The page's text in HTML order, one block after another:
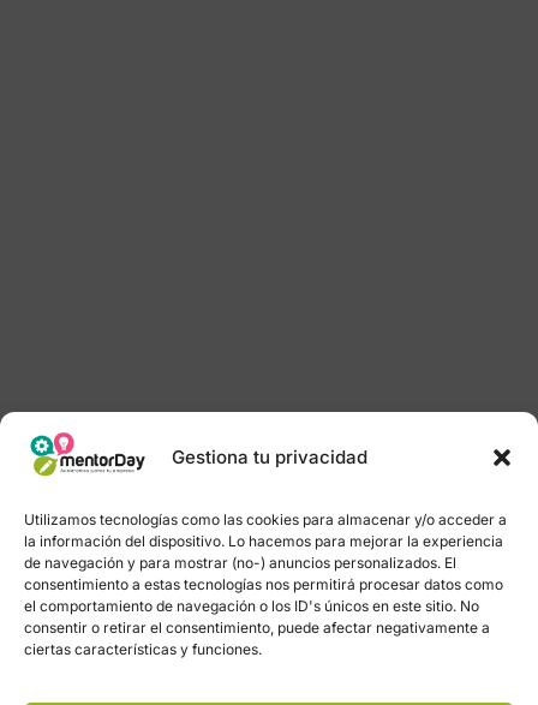
Gestiona tu privacidad
Utilizamos tecnologías como las cookies para almacenar y/o acceder a
la información del dispositivo. Lo hacemos para mejorar la experiencia
de navegación y para mostrar (no-) anuncios personalizados. El
consentimiento a estas tecnologías nos permitirá procesar datos como
el comportamiento de navegación o los ID's únicos en este sitio. No
consentir o retirar el consentimiento, puede afectar negativamente a
ciertas características y funciones.